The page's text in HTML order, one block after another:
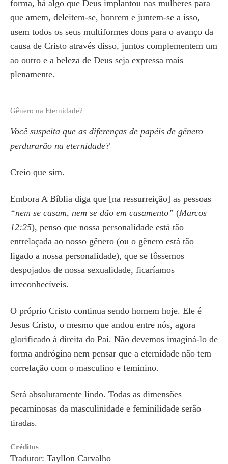
forma, há algo que Deus implantou nas mulheres para
que amem, deleitem-se, honrem e juntem-se a isso,
usem todos os seus multiformes dons para o avanço da
causa de Cristo através disso, juntos complementem um
ao outro e a beleza de Deus seja expressa mais
plenamente.
Gênero na Eternidade?
Você suspeita que as diferenças de papéis de gênero
perdurarão na eternidade?
Creio que sim.
Embora A Bíblia diga que [na ressurreição] as pessoas
“nem se casam, nem se dão em casamento” (Marcos
12:25), penso que nossa personalidade está tão
entrelaçada ao nosso gênero (ou o gênero está tão
ligado a nossa personalidade), que se fôssemos
despojados de nossa sexualidade, ficaríamos
irreconhecíveis.
O próprio Cristo continua sendo homem hoje. Ele é
Jesus Cristo, o mesmo que andou entre nós, agora
glorificado à direita do Pai. Não devemos imaginá-lo de
forma andrógina nem pensar que a eternidade não tem
correlação com o masculino e feminino.
Será absolutamente lindo. Todas as dimensões
pecaminosas da masculinidade e feminilidade serão
tiradas.
Créditos
Tradutor: Tayllon Carvalho